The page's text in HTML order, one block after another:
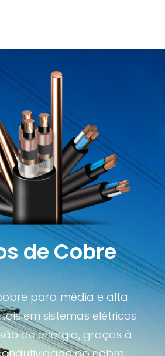
de Cobre
para média e alta
em sistemas elétricos
de energia, graças à